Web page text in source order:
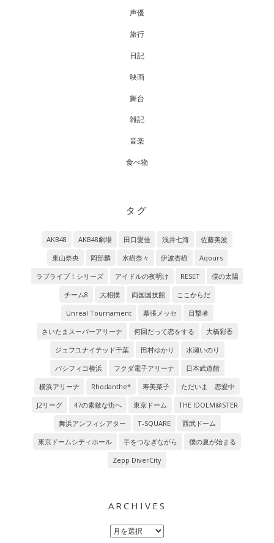
声優
旅行
日記
映画
舞台
雑記
音楽
食べ物
タグ
AKB48 AKB48劇場 田口愛佳 浅井七海
佐藤美波
東山奈央
岡部麟 水樹奈々 伊波杏樹
Aqours
ラブライブ！シリーズ
アイドルの夜明け RESET
僕の太陽
チーム8
大相撲 両国国技館
ここからだ
Unreal Tournament
幕張メッセ
目撃者
さいたまスーパーアリーナ
何回だって恋をする
大橋彩香
ジェフユナイテッド千葉
田村ゆかり
水瀬いのり
パシフィコ横浜
フクダ電子アリーナ
日本武道館
横浜アリーナ
Rhodanthe* 寿美菜子
ただいま 恋愛中
J2リーグ
47の素敵な街へ 東京ドーム
THE IDOLM@STER
舞浜アンフィシアター
T-SQUARE
西武ドーム
東京ドームシティホール
手をつなぎながら
僕の夏が始まる
Zepp DiverCity
ARCHIVES
Archives